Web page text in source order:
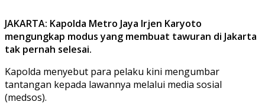
JAKARTA: Kapolda Metro Jaya Irjen Karyoto
mengungkap modus yang membuat tawuran di Jakarta
tak pernah selesai.
Kapolda menyebut para pelaku kini mengumbar
tantangan kepada lawannya melalui media sosial
(medsos).